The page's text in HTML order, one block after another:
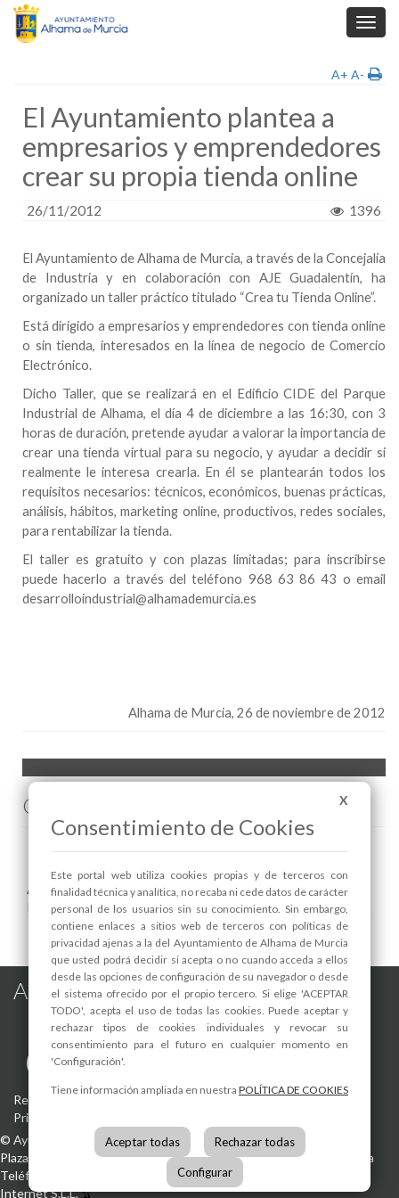
A+ A-
El Ayuntamiento plantea a
empresarios y emprendedores
crear su propia tienda online
26/11/2012 1396
El Ayuntamiento de Alhama de Murcia, a través de la Concejalía
de Industria y en colaboración con AJE Guadalentín, ha
organizado un taller práctico titulado “Crea tu Tienda Online”.
Está dirigido a empresarios y emprendedores con tienda online
o sin tienda, interesados en la línea de negocio de Comercio
Electrónico.
Dicho Taller, que se realizará en el Edificio CIDE del Parque
Industrial de Alhama, el día 4 de diciembre a las 16:30, con 3
horas de duración, pretende ayudar a valorar la importancia de
crear una tienda virtual para su negocio, y ayudar a decidir si
realmente le interesa crearla. En él se plantearán todos los
requisitos necesarios: técnicos, económicos, buenas prácticas,
análisis, hábitos, marketing online, productivos, redes sociales,
para rentabilizar la tienda.
El taller es gratuito y con plazas limitadas; para inscribirse
puede hacerlo a través del teléfono 968 63 86 43 o email
desarrolloindustrial@alhamademurcia.es
Alhama de Murcia, 26 de noviembre de 2012
Comenta esta noticia en Facebook
Areas relacionadas:
Industria
Alhama de Murcia en las Redes
Registro de actividades de tratamiento -Aviso Legal-Política de
Privacidad
© Ayuntamiento de Alhama de Murcia
Plaza de la Constitución, 130840 Alhama de Murcia(Murcia)
España
Teléfono:
info@alhamademurcia.es
Internet S.L.L.
X
Consentimiento de Cookies
Este portal web utiliza cookies propias y de terceros con
finalidad técnica y analítica, no recaba ni cede datos de carácter
personal de los usuarios sin su conocimiento. Sin embargo,
contiene enlaces a sitios web de terceros con políticas de
privacidad ajenas a la del Ayuntamiento de Alhama de Murcia
que usted podrá decidir si acepta o no cuando acceda a ellos
desde las opciones de configuración de su navegador o desde
el sistema ofrecido por el propio tercero. Si elige 'ACEPTAR
TODO', acepta el uso de todas las cookies. Puede aceptar y
rechazar tipos de cookies individuales y revocar su
consentimiento para el futuro en cualquier momento en
'Configuración'.
Tiene información ampliada en nuestra POLÍTICA DE COOKIES
Aceptar todas Rechazar todas
Configurar